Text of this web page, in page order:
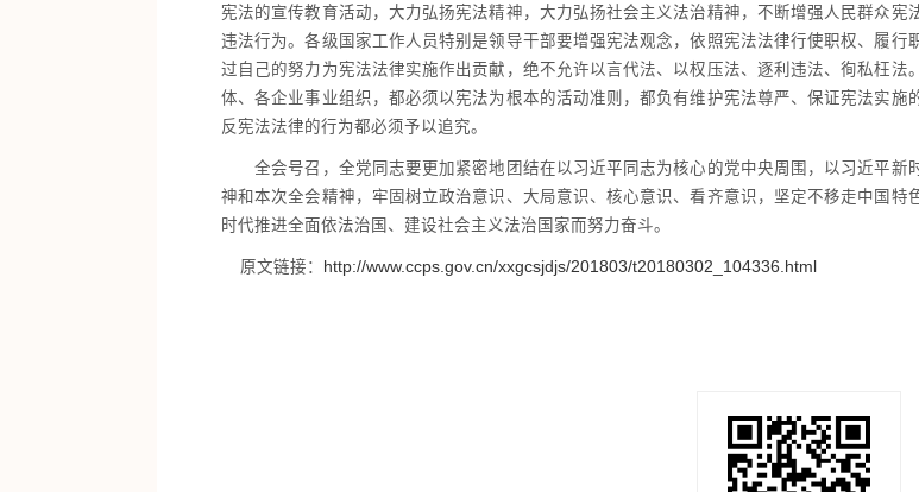
宪法的宣传教育活动，大力弘扬宪法精神，大力弘扬社会主义法治精神，不断增强人民群众
违法行为。各级国家工作人员特别是领导干部要增强宪法观念，依照宪法法律行使职权、履
过自己的努力为宪法法律实施作出贡献，绝不允许以言代法、以权压法、逐利违法、徇私枉
体、各企业事业组织，都必须以宪法为根本的活动准则，都负有维护宪法尊严、保证宪法实
反宪法法律的行为都必须予以追究。
全会号召，全党同志要更加紧密地团结在以习近平同志为核心的党中央周围，以习近平新
神和本次全会精神，牢固树立政治意识、大局意识、核心意识、看齐意识，坚定不移走中国
时代推进全面依法治国、建设社会主义法治国家而努力奋斗。
原文链接： http://www.ccps.gov.cn/xxgcsjdjs/201803/t20180302_104336.html